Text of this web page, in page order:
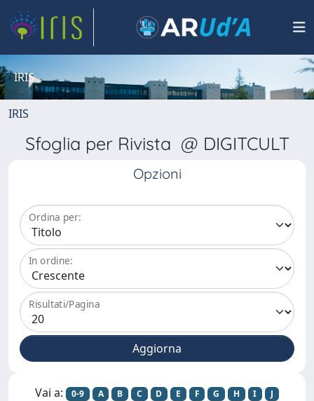
IRIS
IRIS
Sfoglia per Rivista @ DIGITCULT
Opzioni
Ordina per:
In ordine:
Risultati/Pagina
Vai a: 0-9 A B C D E F G H I
J